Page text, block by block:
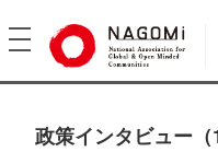
toggle
navigation
政策インタビュー